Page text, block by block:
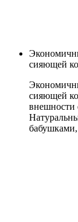
сияющей
сияющей
внешности
бабушками,